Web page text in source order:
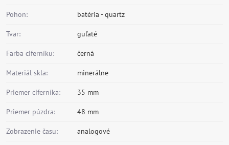
Pohon: batéria - quartz
Tvar: guľaté
Farba ciferníku: černá
Materiál skla: minerálne
Priemer ciferníka: 35 mm
Priemer púzdra: 48 mm
Zobrazenie času: analogové